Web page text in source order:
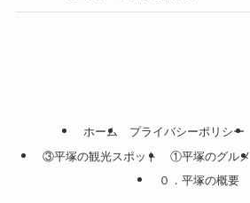
ホーム プライバシーポリシー
③平塚の観光スポット
①平塚のグルメ
０．平塚の概要